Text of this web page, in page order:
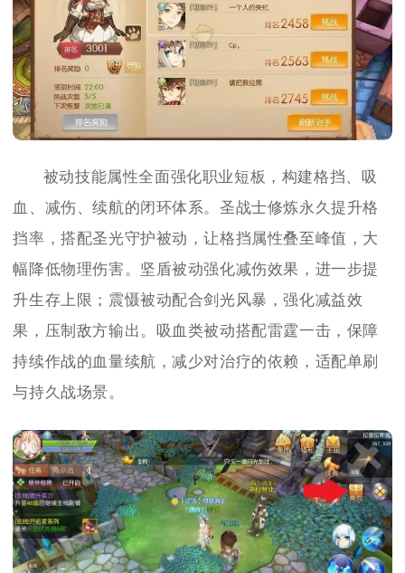
被动技能属性全面强化职业短板，构建格挡、吸
血、减伤、续航的闭环体系。圣战士修炼永久提升格
挡率，搭配圣光守护被动，让格挡属性叠至峰值，大
幅降低物理伤害。坚盾被动强化减伤效果，进一步提
升生存上限；震慑被动配合剑光风暴，强化减益效
果，压制敌方输出。吸血类被动搭配雷霆一击，保障
持续作战的血量续航，减少对治疗的依赖，适配单刷
与持久战场景。